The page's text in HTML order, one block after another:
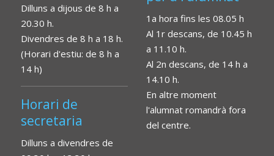
Dilluns a dijous de 8 h a
20.30 h.
Divendres de 8 h a 18 h.
(Horari d'estiu: de 8 h a
14 h)
Horari de
secretaria
Dilluns a divendres de
1a hora fins les 08.05 h
Al 1r descans, de 10.45 h
a 11.10 h.
Al 2n descans, de 14 h a
14.10 h.
En altre moment
l'alumnat romandrà fora
del centre.